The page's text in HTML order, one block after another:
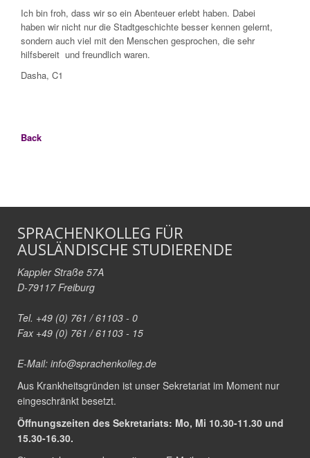
Ich bin froh, dass wir so ein Abenteuer erlebt haben. Dabei
haben wir nicht nur die Stadtgeschichte besser kennen gelernt,
sondern auch viel mit den Menschen gesprochen, die sehr
hilfsbereit und freundlich waren.
Dasha, C1
Back
SPRACHENKOLLEG FÜR
AUSLÄNDISCHE STUDIERENDE
Kappler Straße 57A
D-79117 Freiburg
Tel. +49 (0) 761 / 61103 - 0
Fax +49 (0) 761 / 61103 - 15
E-Mail: info@sprachenkolleg.de
Aus Krankheitsgründen ist unser Sekretariat im Moment nur
eingeschränkt besetzt.
Öffnungszeiten des Sekretariats: Mo, Mi 10.30-11.30 und
15.30-16.30.